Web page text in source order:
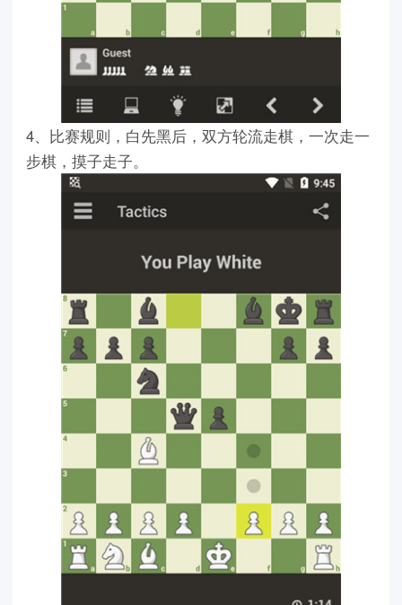
4、比赛规则，白先黑后，双方轮流走棋，一次走一
步棋，摸子走子。